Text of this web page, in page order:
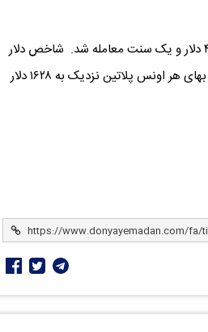
بر اساس گزارش بلومبرگ، بهای هر اونس طلا برای تحویل فوری با ۱.۱ درصد افزایش، ۴۰۶۰ دلار و یک سنت معامله شد. شاخص دلار
نقدی بلومبرگ، پس از افزایش حدود یک درصدی در هفته‌ گذشته، تغییر چندانی نداشت. بهای هر اونس پلاتین نزدیک به ۱۶۲۸ دلار